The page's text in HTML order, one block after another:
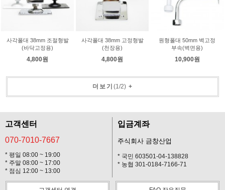
사각폴대 38mm 조절형발
(바닥고정용)
4,800원
사각폴대 38mm 고정형발
(천장용)
4,800원
원형폴대 50mm 벽고정
부속(벽면용)
10,900원
더보기 (1/2)+
고객센터
070-7010-7667
* 평일 08:00 ~ 19:00
* 주말 08:00 ~ 17:00
* 점심 12:00 ~ 13:00
입금계좌
주식회사 금창산업
* 국민 603501-04-138828
* 농협 301-0184-7166-71